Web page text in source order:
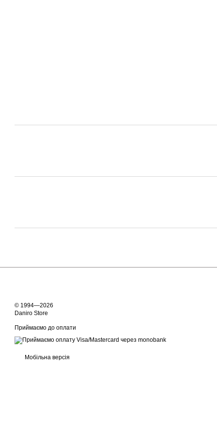
© 1994—2026
Daniro Store
Приймаємо до оплати
Мобільна версія